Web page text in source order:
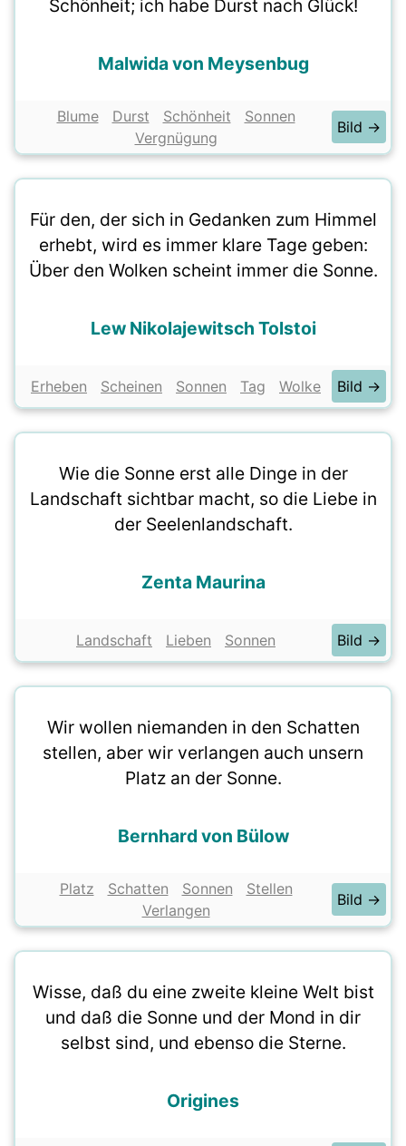
Schönheit; ich habe Durst nach Glück!
Malwida von Meysenbug
Blume Durst Schönheit
Sonnen
Vergnügung
Bild →
Für den, der sich in Gedanken zum Himmel
erhebt, wird es immer klare Tage geben:
Über den Wolken scheint immer die Sonne.
Lew Nikolajewitsch Tolstoi
Erheben Scheinen Sonnen Tag Wolke Bild →
Wie die Sonne erst alle Dinge in der
Landschaft sichtbar macht, so die Liebe in
der Seelenlandschaft.
Zenta Maurina
Landschaft Lieben Sonnen Bild →
Wir wollen niemanden in den Schatten
stellen, aber wir verlangen auch unsern
Platz an der Sonne.
Bernhard von Bülow
Platz Schatten Sonnen
Stellen
Verlangen
Bild →
Wisse, daß du eine zweite kleine Welt bist
und daß die Sonne und der Mond in dir
selbst sind, und ebenso die Sterne.
Origines